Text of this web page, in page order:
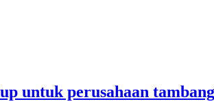
untuk perusahaan